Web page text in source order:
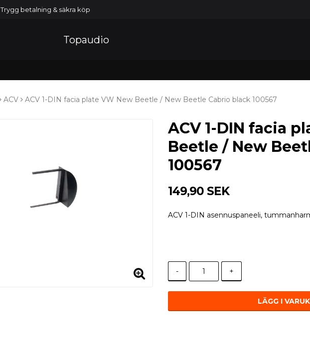
Trygg betalning & säkra köp
Topaudio
ACV ACV 1-DIN facia plate VW New Beetle / New Beetle Cabrio black 100567
ACV 1-DIN facia
Beetle / New
100567
149,90 SEK
ACV 1-DIN asennuspaneeli,
- +
LÄGG I